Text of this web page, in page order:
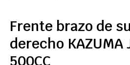
Frente brazo de
derecho KAZUMA
500CC